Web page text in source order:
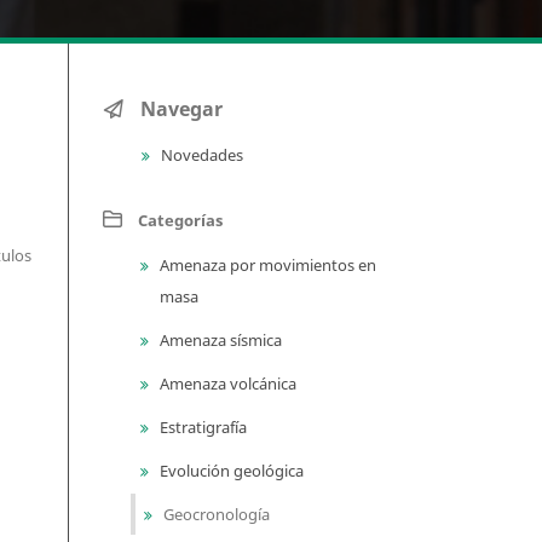
Navegar
Novedades
Categorías
Amenaza por movimientos en
masa
Amenaza sísmica
Amenaza volcánica
Estratigrafía
Evolución geológica
Geocronología